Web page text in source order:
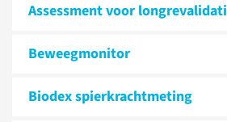
Assessment voor
Beweegmonitor
Biodex spierkrachtmeting